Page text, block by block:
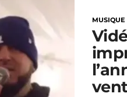
MUSIQUE